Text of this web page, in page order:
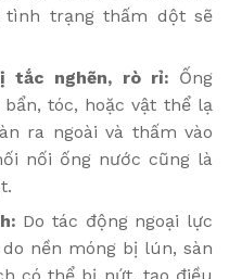
trạng thấm dột sẽ
tắc nghẽn, rò rỉ: Ống
tóc, hoặc vật thể lạ
ra ngoài và thấm vào
nối ống nước cũng là
Do tác động ngoại lực
nền móng bị lún, sàn
có thể bị nứt, tạo điều